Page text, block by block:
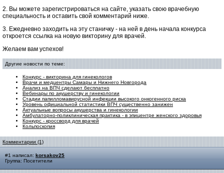
2. Вы можете зарегистрироваться на сайте, указать свою врачебную
специальность и оставить свой комментарий ниже.
3. Ежедневно заходить на эту станичку - на ней в день начала конкурса
откроется ссылка на новую викторину для врачей.
Желаем вам успехов!
Другие новости по теме:
Конкурс - викторина для гинекологов
Врачи и медцентры Самары и Нижнего Новгорода
Анализ на ВПЧ сделают бесплатно
Вебинары по акушерству и гинекологии
Стадии папилломавирусной инфекции высокого онкогенного риска
Уровень официальной статистики ВПЧ существенно занижен
Актуальные вопросы акушерства и гинекологии
Амбулаторно-поликлиническая практика - в эпицентре женского здоровья
Конкурс - кроссворд для врачей
Кольпоскопия
Комментарии (1)
#1 написал: korsakov25
Группа: Посетители